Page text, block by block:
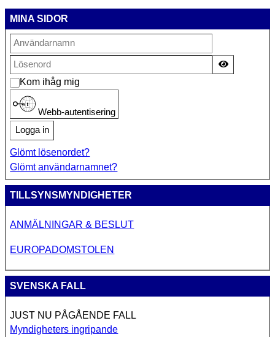
MINA SIDOR
Kom ihåg mig
Webb-autentisering
Logga in
Glömt lösenordet?
Glömt användarnamnet?
TILLSYNSMYNDIGHETER
ANMÄLNINGAR & BESLUT
EUROPADOMSTOLEN
SVENSKA FALL
JUST NU PÅGÅENDE FALL
Myndigheters ingripande